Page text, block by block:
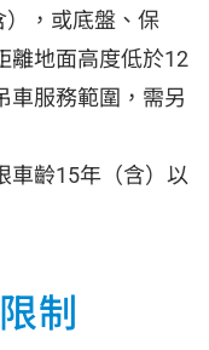
，或底盤、保
離地面高度低於12
車服務範圍，需另
車齡15年（含）以
制